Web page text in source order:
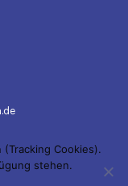
Cookies).
stehen.